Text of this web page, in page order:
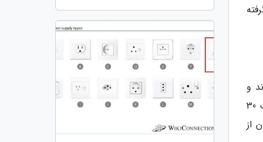
تومان می گیرند و
کیلومترهای بعدی 1400 تومان حساب می گردد. چنانچه از فرودگاه به مقصد مرکز شهر سوار تاکسی شوید کرایه این جهت 30
از